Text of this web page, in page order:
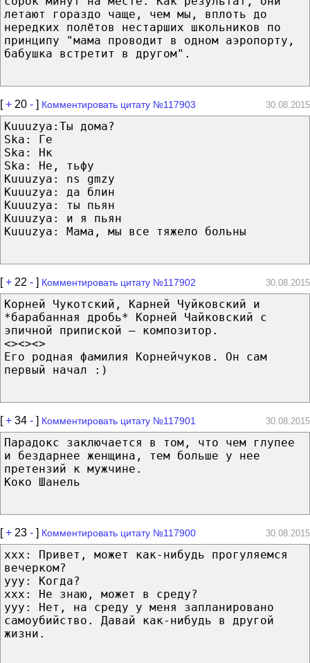
летают гораздо чаще, чем мы, вплоть до
нередких полётов нестарших школьников по
принципу "мама проводит в одном аэропорту,
бабушка встретит в другом".
[+ 20 - ] Комментировать цитату №117903 30.08.2015
Kuuuzya:Ты дома?
Ska: Ге
Ska: Нк
Ska: Не, тьфу
Kuuuzya: ns gmzy
Kuuuzya: да блин
Kuuuzya: ты пьян
Kuuuzya: и я пьян
Kuuuzya: Мама, мы все тяжело больны
[+ 22 - ] Комментировать цитату №117902 30.08.2015
Корней Чукотский, Карней Чуйковский и
*барабанная дробь* Корней Чайковский с
эпичной припиской — композитор.
<><><>
Его родная фамилия Корнейчуков. Он сам
первый начал :)
[+ 34 - ] Комментировать цитату №117901 30.08.2015
Парадокс заключается в том, что чем глупее
и бездарнее женщина, тем больше у нее
претензий к мужчине.
Коко Шанель
[+ 23 - ] Комментировать цитату №117900 30.08.2015
xxx: Привет, может как-нибудь прогуляемся
вечерком?
yyу: Когда?
xxx: Не знаю, может в среду?
yyу: Нет, на среду у меня запланировано
самоубийство. Давай как-нибудь в другой
жизни.